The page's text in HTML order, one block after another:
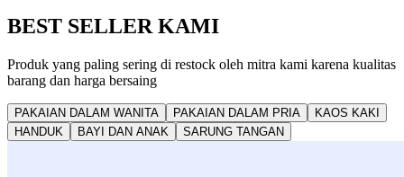
BEST SELLER KAMI
Produk yang paling sering di restock oleh mitra kami karena kualitas
barang dan harga bersaing
PAKAIAN DALAM WANITA PAKAIAN DALAM PRIA
KAOS KAKI
HANDUK
BAYI DAN ANAK SARUNG TANGAN